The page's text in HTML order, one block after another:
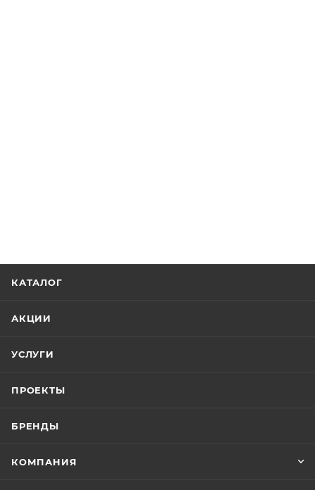
КАТАЛОГ
АКЦИИ
УСЛУГИ
ПРОЕКТЫ
БРЕНДЫ
КОМПАНИЯ